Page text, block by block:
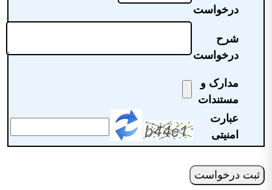
درخواست
شرح
درخواست
مدارک و
مستندات
عبارت
امنیتی